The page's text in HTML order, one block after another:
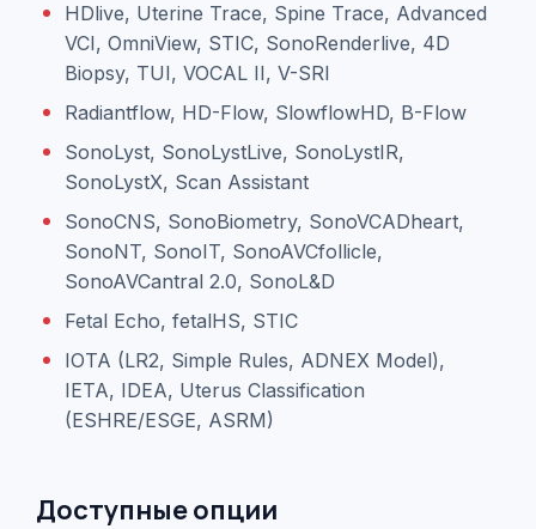
HDlive, Uterine Trace, Spine Trace, Advanced
VCI, OmniView, STIC, SonoRenderlive, 4D
Biopsy, TUI, VOCAL II, V-SRI
Radiantflow, HD-Flow, SlowflowHD, B-Flow
SonoLyst, SonoLystLive, SonoLystIR,
SonoLystX, Scan Assistant
SonoCNS, SonoBiometry, SonoVCADheart,
SonoNT, SonoIT, SonoAVCfollicle,
SonoAVCantral 2.0, SonoL&D
Fetal Echo, fetalHS, STIC
IOTA (LR2, Simple Rules, ADNEX Model),
IETA, IDEA, Uterus Classification
(ESHRE/ESGE, ASRM)
Доступные опции